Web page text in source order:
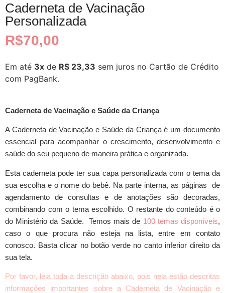
Caderneta de Vacinação
Personalizada
R$70,00
Em até 3x de R$ 23,33 sem juros no Cartão de Crédito
com PagBank.
Caderneta de Vacinação e Saúde da Criança
A Caderneta de Vacinação e Saúde da Criança é um documento
essencial para acompanhar o crescimento, desenvolvimento e
saúde do seu pequeno de maneira prática e organizada.
Esta caderneta pode ter sua capa personalizada com o tema da
sua escolha e o nome do bebê. Na parte interna, as páginas de
agendamento de consultas e de anotações são decoradas,
combinando com o tema escolhido. O restante do conteúdo é o
do Ministério da Saúde. Temos mais de 100 temas disponíveis,
caso o que procura não esteja na lista, entre em contato
conosco. Basta clicar no botão verde no canto inferior direito da
sua tela.
Por favor, leia toda a descrição abaixo, pois nela estão descritas
informações importantes sobre a Caderneta de Vacinação e